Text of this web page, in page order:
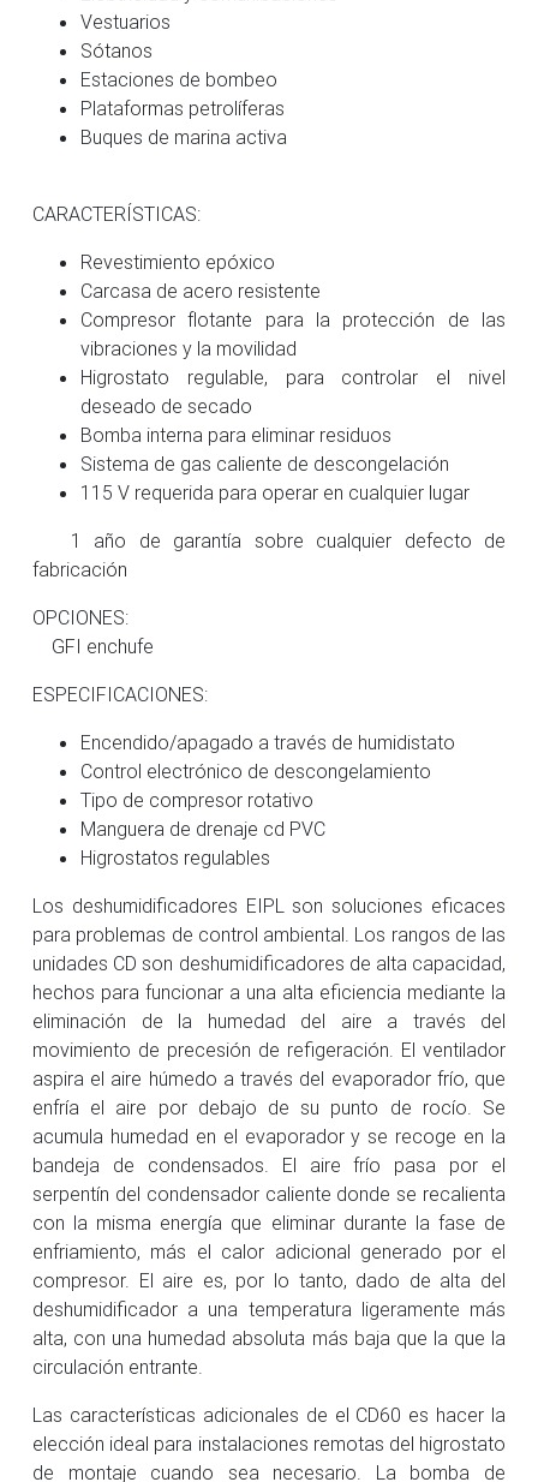
Vestuarios
Sótanos
Estaciones de bombeo
Plataformas petrolíferas
Buques de marina activa
CARACTERÍSTICAS:
Revestimiento epóxico
Carcasa de acero resistente
Compresor flotante para la protección de las
vibraciones y la movilidad
Higrostato regulable, para controlar el nivel
deseado de secado
Bomba interna para eliminar residuos
Sistema de gas caliente de descongelación
115 V requerida para operar en cualquier lugar
1 año de garantía sobre cualquier defecto de
fabricación
OPCIONES:
GFI enchufe
ESPECIFICACIONES:
Encendido/apagado a través de humidistato
Control electrónico de descongelamiento
Tipo de compresor rotativo
Manguera de drenaje cd PVC
Higrostatos regulables
Los deshumidificadores EIPL son soluciones eficaces
para problemas de control ambiental. Los rangos de las
unidades CD son deshumidificadores de alta capacidad,
hechos para funcionar a una alta eficiencia mediante la
eliminación de la humedad del aire a través del
movimiento de precesión de refigeración. El ventilador
aspira el aire húmedo a través del evaporador frío, que
enfría el aire por debajo de su punto de rocío. Se
acumula humedad en el evaporador y se recoge en la
bandeja de condensados​​. El aire frío pasa por el
serpentín del condensador caliente donde se recalienta
con la misma energía que eliminar durante la fase de
enfriamiento, más el calor adicional generado por el
compresor. El aire es, por lo tanto, dado de alta del
deshumidificador a una temperatura ligeramente más
alta, con una humedad absoluta más baja que la que la
circulación entrante.
Las características adicionales de el CD60 es hacer la
elección ideal para instalaciones remotas del higrostato
de montaje cuando sea necesario. La bomba de